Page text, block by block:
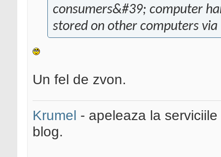
consumers&#39; computer
stored on other computers via
Un fel de zvon.
Krumel - apeleaza la
blog.